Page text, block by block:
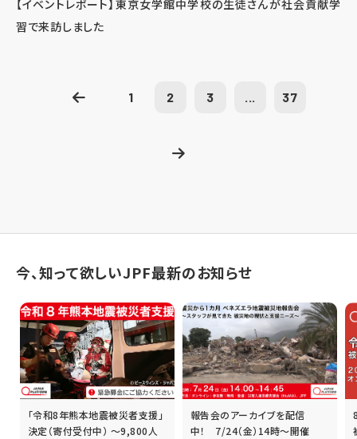
【イベントレポート】東京女学館中学校の生徒さんが社会貢献学
習で来訪しました
1 2 3 ... 37
今、知って欲しいJPF最新のお知らせ
「令和8年熊本地震被災者支援」
決定（寄付受付中） ～9,800人
報告会のアーカイブを配信
中！ 7/24（金）14時～開催